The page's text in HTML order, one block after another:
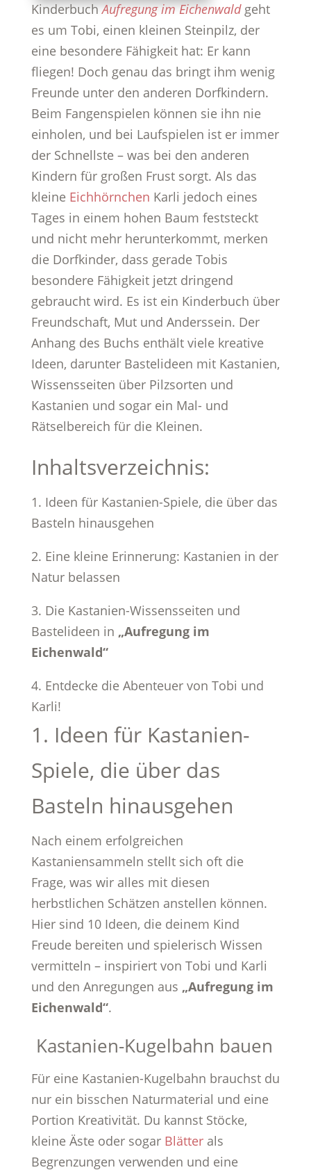
KinderbuchAufregung im Eichenwaldgeht
es um Tobi, einen kleinen Steinpilz, der
eine besondere Fähigkeit hat: Er kann
fliegen! Doch genau das bringt ihm wenig
Freunde unter den anderen Dorfkindern.
Beim Fangenspielen können sie ihn nie
einholen, und bei Laufspielen ist er immer
der Schnellste – was bei den anderen
Kindern für großen Frust sorgt. Als das
kleine Eichhörnchen Karli jedoch eines
Tages in einem hohen Baum feststeckt
und nicht mehr herunterkommt, merken
die Dorfkinder, dass gerade Tobis
besondere Fähigkeit jetzt dringend
gebraucht wird. Es ist ein Kinderbuch über
Freundschaft, Mut und Anderssein. Der
Anhang des Buchs enthält viele kreative
Ideen, darunter Bastelideen mit Kastanien,
Wissensseiten über Pilzsorten und
Kastanien und sogar ein Mal- und
Rätselbereich für die Kleinen.
Inhaltsverzeichnis:
1. Ideen für Kastanien-Spiele, die über das
Basteln hinausgehen
2. Eine kleine Erinnerung: Kastanien in der
Natur belassen
3. Die Kastanien-Wissensseiten und
Bastelideen in „Aufregung im
Eichenwald“
4. Entdecke die Abenteuer von Tobi und
Karli!
1. Ideen für Kastanien-
Spiele, die über das
Basteln hinausgehen
Nach einem erfolgreichen
Kastaniensammeln stellt sich oft die
Frage, was wir alles mit diesen
herbstlichen Schätzen anstellen können.
Hier sind 10 Ideen, die deinem Kind
Freude bereiten und spielerisch Wissen
vermitteln – inspiriert von Tobi und Karli
und den Anregungen aus „Aufregung im
Eichenwald“.
Kastanien-Kugelbahn bauen
Für eine Kastanien-Kugelbahn brauchst du
nur ein bisschen Naturmaterial und eine
Portion Kreativität. Du kannst Stöcke,
kleine Äste oder sogar Blätterals
Begrenzungen verwenden und eine